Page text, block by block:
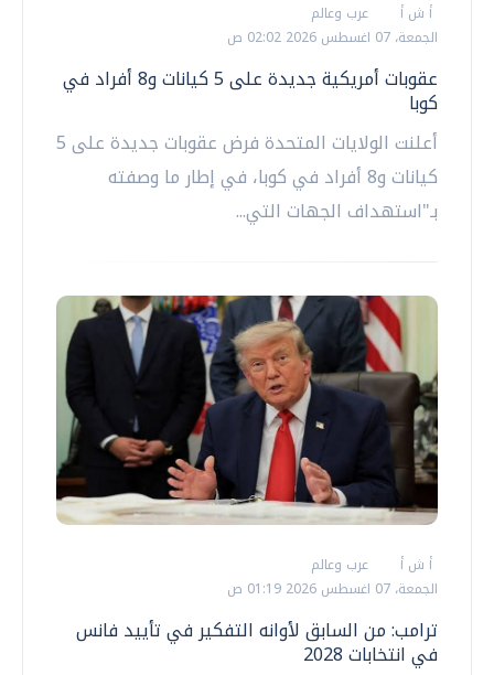
أ ش أ
عرب وعالم
الجمعة، 07 اغسطس 2026 02:02 ص
عقوبات أمريكية جديدة على 5 كيانات و8 أفراد في
كوبا
أعلنت الولايات المتحدة فرض عقوبات جديدة على 5
كيانات و8 أفراد في كوبا، في إطار ما وصفته
بـ"استهداف الجهات التي...
أ ش أ
عرب وعالم
الجمعة، 07 اغسطس 2026 01:19 ص
ترامب: من السابق لأوانه التفكير في تأييد فانس
في انتخابات 2028